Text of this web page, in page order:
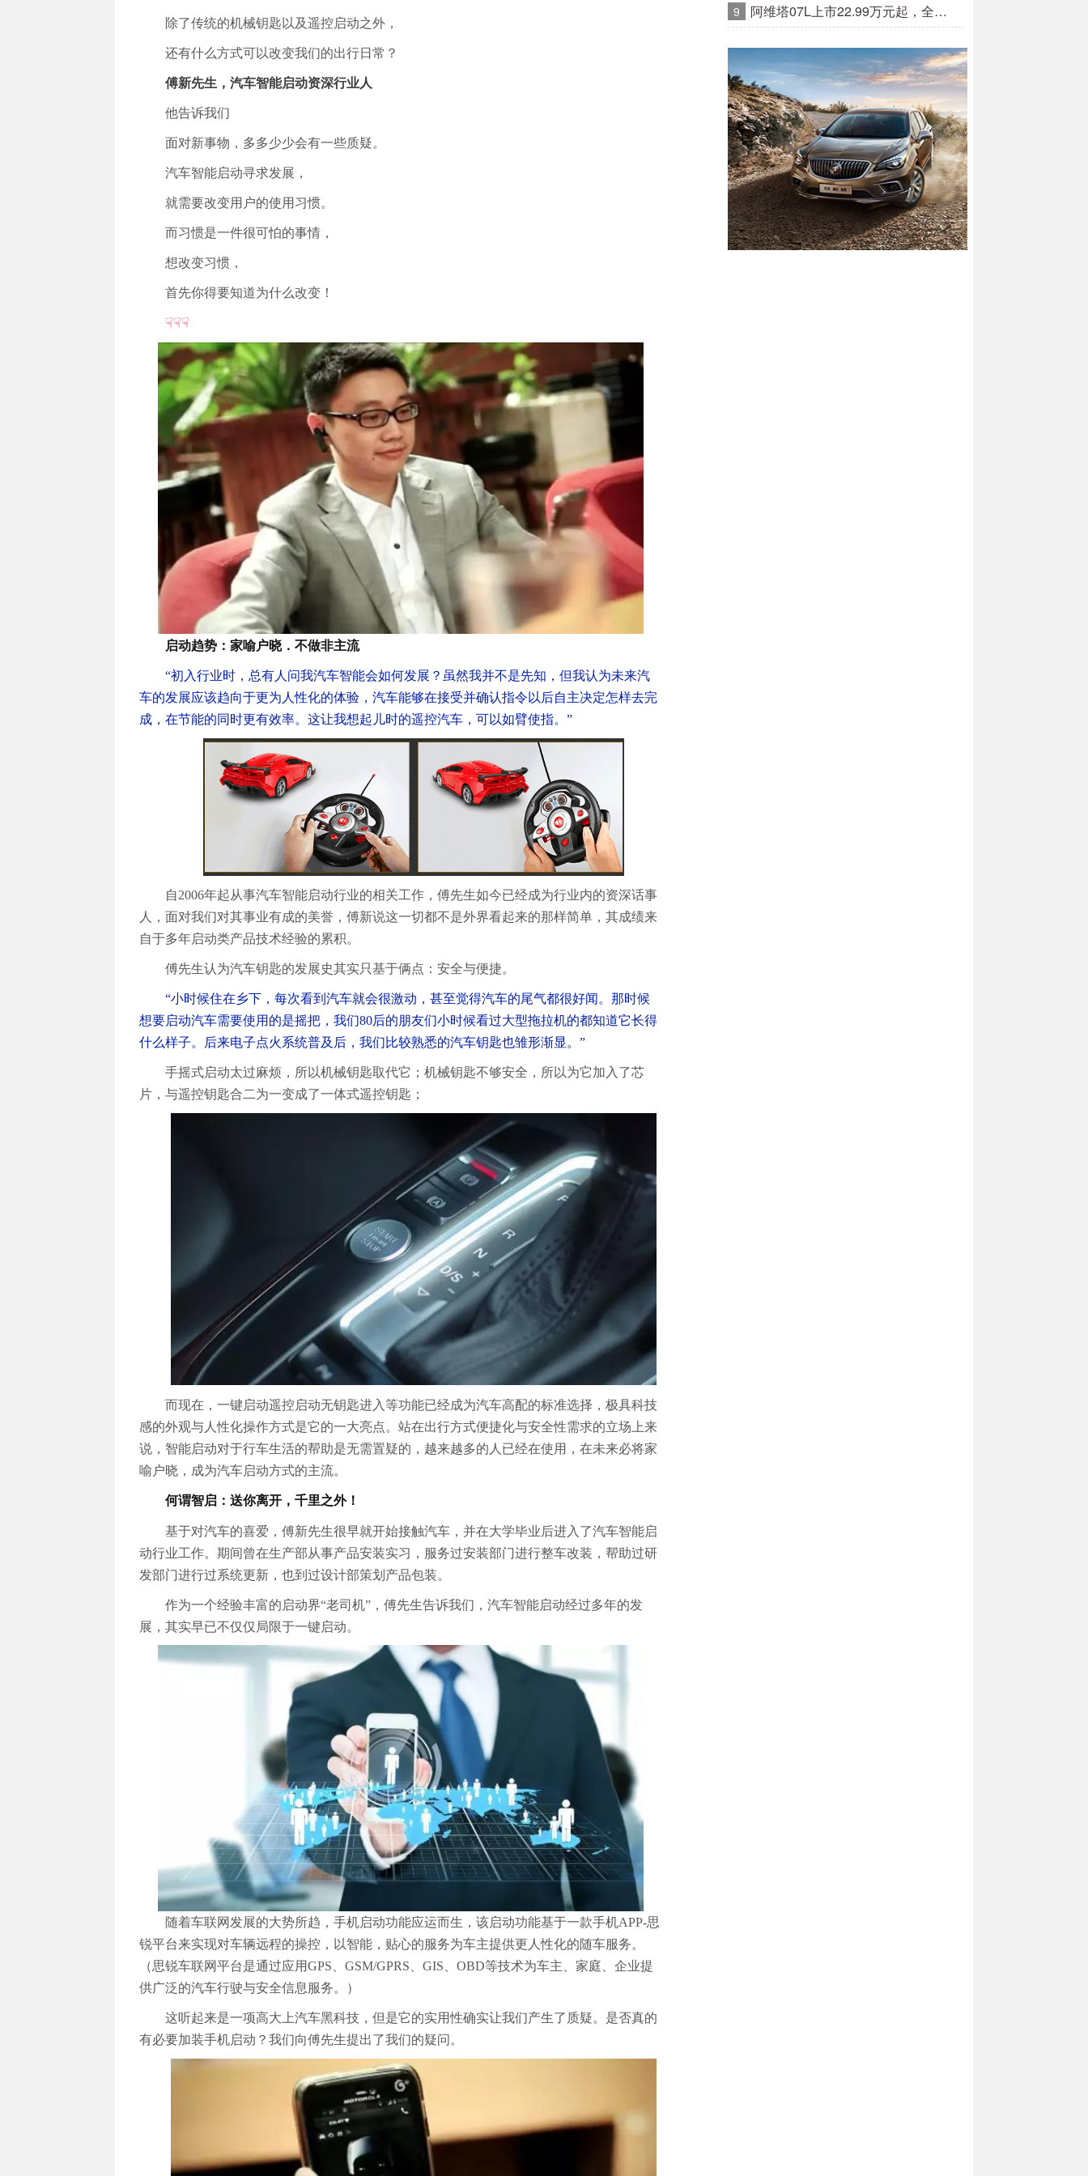
除了传统的机械钥匙以及遥控启动之外，
还有什么方式可以改变我们的出行日常？
傅新先生，汽车智能启动资深行业人
他告诉我们
面对新事物，多多少少会有一些质疑。
汽车智能启动寻求发展，
就需要改变用户的使用习惯。
而习惯是一件很可怕的事情，
想改变习惯，
首先你得要知道为什么改变！
☟☟☟
启动趋势：家喻户晓．不做非主流
“初入行业时，总有人问我汽车智能会如何发展？ 虽然我并不是先知，但我认为未来汽
车的发展应该趋向于更为人性化的体验，汽车能够在接受并确认指令以后自主决定怎样去完
成，在节能的同时更有效率。这让我想起儿时的遥控汽车，可以如臂使指。”
自2006年起从事汽车智能启动行业的相关工作，傅先生如今已经成为行业内的资深话事
人，面对我们对其事业有成的美誉，傅新说这一切都不是外界看起来的那样简单，其成绩来
自于多年启动类产品技术经验的累积。
傅先生认为汽车钥匙的发展史其实只基于俩点：安全与便捷。
“小时候住在乡下，每次看到汽车就会很激动，甚至觉得汽车的尾气都很好闻。那时候
想要启动汽车需要使用的是摇把，我们80后的朋友们小时候看过大型拖拉机的都知道它长得
什么样子。后来电子点火系统普及后，我们比较熟悉的汽车钥匙也雏形渐显。”
手摇式启动太过麻烦，所以机械钥匙取代它；机械钥匙不够安全，所以为它加入了芯
片，与遥控钥匙合二为一变成了一体式遥控钥匙；
而现在，一键启动遥控启动无钥匙进入等功能已经成为汽车高配的标准选择，极具科技
感的外观与人性化操作方式是它的一大亮点。站在出行方式便捷化与安全性需求的立场上来
说，智能启动对于行车生活的帮助是无需置疑的，越来越多的人已经在使用，在未来必将家
喻户晓，成为汽车启动方式的主流。
何谓智启：送你离开，千里之外！
基于对汽车的喜爱，傅新先生很早就开始接触汽车，并在大学毕业后进入了汽车智能启
动行业工作。期间曾在生产部从事产品安装实习，服务过安装部门进行整车改装，帮助过研
发部门进行过系统更新，也到过设计部策划产品包装。
作为一个经验丰富的启动界“老司机”，傅先生告诉我们，汽车智能启动经过多年的发
展，其实早已不仅仅局限于一键启动。
随着车联网发展的大势所趋，手机启动功能应运而生，该启动功能基于一款手机APP-思
锐平台来实现对车辆远程的操控，以智能，贴心的服务为车主提供更人性化的随车服务。
（思锐车联网平台是通过应用GPS、GSM/GPRS、GIS、OBD等技术为车主、家庭、企业提
供广泛的汽车行驶与安全信息服务。）
这听起来是一项高大上汽车黑科技，但是它的实用性确实让我们产生了质疑。是否真的
有必要加装手机启动？我们向傅先生提出了我们的疑问。
9 阿维塔07L上市22.99万元起，全…